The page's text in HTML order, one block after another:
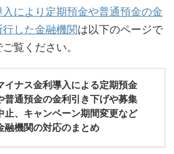
により定期預金や普通預金の金
した金融機関は以下のページで
覧ください。
イナス金利導入による定期預金
普通預金の金利引き下げや募集
止、キャンペーン期間変更など
融機関の対応のまとめ